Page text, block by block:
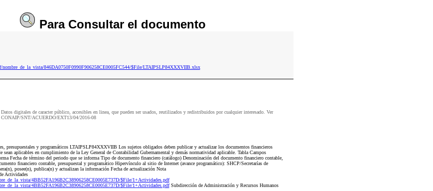
Para Consultarel documento
nombre_de_la_vista/846DA0750F0990F906258CE0005FC544/$File/LTAIPSLP84XXXVIIB.xlsx
Datos digitales de caracter público, accesibles en linea, que pueden ser usados, reutilizados y redistribuidos por cualquier interesado. Ver
CONAIP/SNT/ACUERDO/EXT13/04/2016-08
presupuestales y programáticos LTAIPSLP84XXXVIIB Los sujetos obligados deben publicar y actualizar los documentos financieros
sean aplicables en cumplimiento de la Ley General de Contabilidad Gubernamental y demás normatividad aplicable. Tabla Campos
Fecha de término del periodo que se informa Tipo de documento financiero (catálogo) Denominación del documento financiero contable,
financiero contable, presupuestal y programático Hipervínculo al sitio de Internet (avance programático): SHCP/Secretarías de
posee(n), publica(n) y actualizan la información Fecha de actualización Nota
Actividades
4BB52FA196B2C38906258CE0005E737D/$File/1+Actividades.pdf
4BB52FA196B2C38906258CE0005E737D/$File/1+Actividades.pdfSubdirección de Administración y Recursos Humanos